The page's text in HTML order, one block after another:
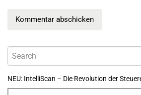
NEU: IntelliScan – Die Revolution der